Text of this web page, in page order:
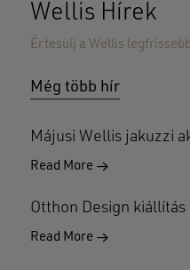
Wellis Hírek
Értesülj a Wellis
Még több hír
Májusi Wellis jakuzzi
Read More
Otthon Design kiállítás
Read More